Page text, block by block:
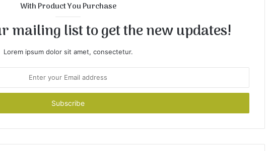
With Product You Purchase
mailing list to get the new updates!
Lorem ipsum dolor sit amet, consectetur.